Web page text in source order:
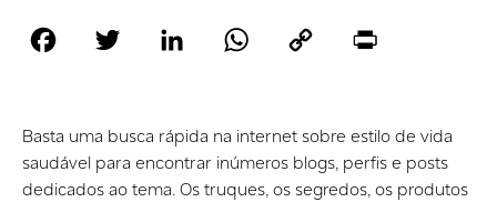
Facebook Twitter LinkedIn WhatsAppCopy
Basta uma busca rápida na internet sobre estilo de vida
saudável para encontrar inúmeros blogs, perfis e posts
dedicados ao tema. Os truques, os segredos, os produtos